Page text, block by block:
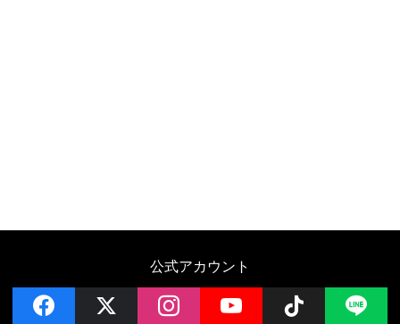
公式アカウント
facebook instagramYouTube Follow